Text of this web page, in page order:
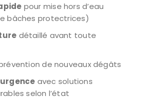
pour mise hors d’eau
bâches protectrices)
détaillé avant toute
de nouveaux dégâts
avec solutions
selon l’état